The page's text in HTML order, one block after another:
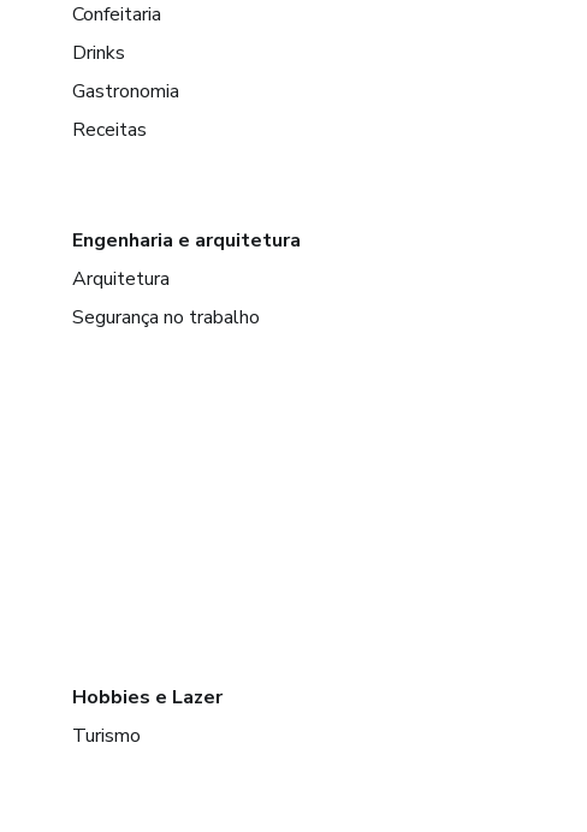
Confeitaria
Drinks
Gastronomia
Receitas
Engenharia e arquitetura
Arquitetura
Segurança no trabalho
Hobbies e Lazer
Turismo